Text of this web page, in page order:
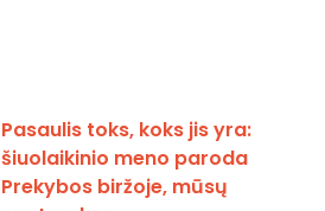
Pasaulis toks, koks jis yra:
šiuolaikinio meno paroda
Prekybos biržoje, mūsų